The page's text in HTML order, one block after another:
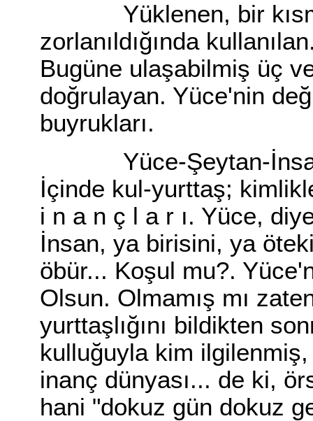
Yüklenen, bir kısmı
zorlanıldığında
Bugüne ulaşabilmiş üç
doğrulayan. Yüce'nin
buyrukları.
Yüce-Şeytan-İnsan.
İçinde kul-yurttaş;
i n a n ç l a r ı. Yüce,
İnsan, ya birisini, ya
öbür... Koşul mu?.
Olsun. Olmamış mı
yurttaşlığını bildikten
kulluğuyla kim ilgilenmiş,
inanç dünyası... de ki,
hani "dokuz gün dokuz